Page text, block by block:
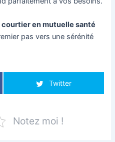
courtier en mutuelle santé
pas vers une sérénité
Twitter
Notez moi !